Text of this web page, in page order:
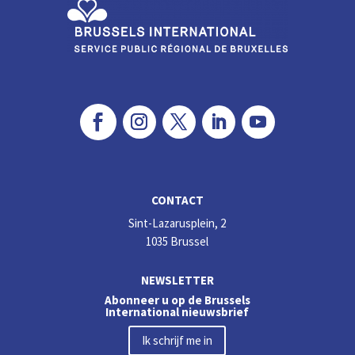
k
CONTACT
Sint-Lazarusplein, 2
1035 Brussel
NEWSLETTER
Abonneer u op de Brussels
International nieuwsbrief
Ik schrijf me in